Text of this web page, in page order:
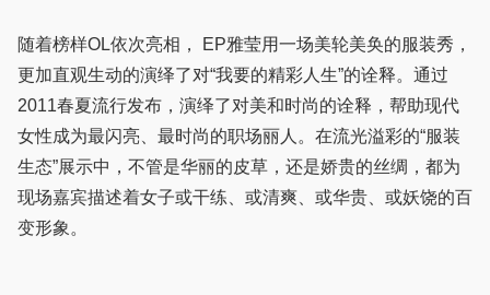
随着榜样OL依次亮相， EP雅莹用一场美轮美奂的服装秀，
更加直观生动的演绎了对“我要的精彩人生”的诠释。通过
2011春夏流行发布，演绎了对美和时尚的诠释，帮助现代
女性成为最闪亮、最时尚的职场丽人。在流光溢彩的“服装
生态”展示中，不管是华丽的皮草，还是娇贵的丝绸，都为
现场嘉宾描述着女子或干练、或清爽、或华贵、或妖饶的百
变形象。